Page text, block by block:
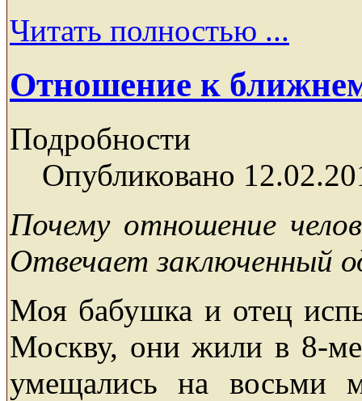
Читать полностью ...
Отношение к
Подробности
Опубликовано
Почему отношение
Отвечает заключенный
Моя бабушка и отец
Москву, они жили в 8-
умещались на восьми